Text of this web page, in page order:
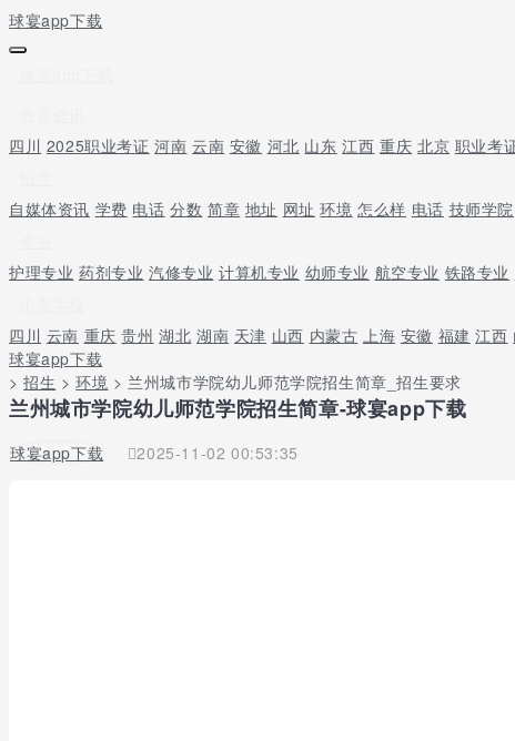
球宴app下载
四川 2025职业考证 河南 云南 安徽 河北 山东 江西 重庆 北京 职业考
自媒体资讯 学费 电话 分数 简章 地址 网址 环境 怎么样 电话 技师学院
护理专业 药剂专业 汽修专业 计算机专业 幼师专业 航空专业 铁路专业
四川 云南 重庆 贵州 湖北 湖南 天津 山西 内蒙古 上海 安徽 福建 江西
球宴app下载
>招生 >环境 > 兰州城市学院幼儿师范学院招生简章_招生要求
兰州城市学院幼儿师范学院招生简章-球宴app下载
球宴app下载 2025-11-02 00:53:35